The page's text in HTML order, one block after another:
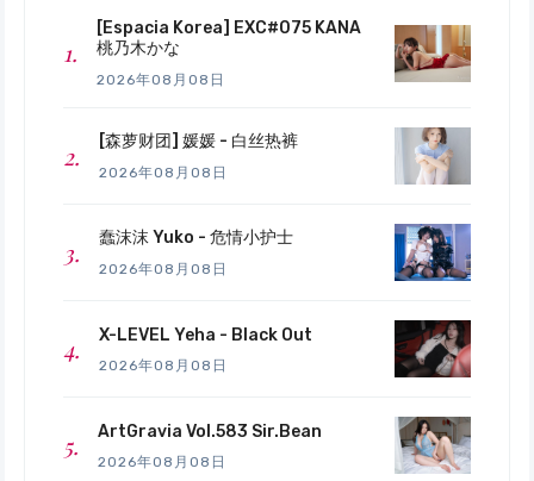
[Espacia Korea] EXC#075 KANA
桃乃木かな
2026年08月08日
[森萝财团] 媛媛 - 白丝热裤
2026年08月08日
蠢沫沫 Yuko - 危情小护士
2026年08月08日
X-LEVEL Yeha - Black Out
2026年08月08日
ArtGravia Vol.583 Sir.Bean
2026年08月08日